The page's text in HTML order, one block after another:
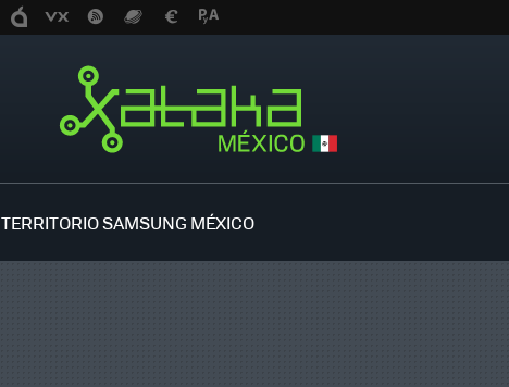
TERRITORIO SAMSUNG MÉXICO